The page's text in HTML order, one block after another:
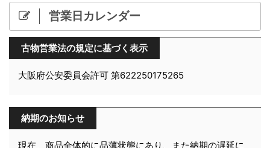
営業日カレンダー
古物営業法の規定に基づく表示
大阪府公安委員会許可 第622250175265
納期のお知らせ
現在、商品全体的に品薄状態にあり、また納期の遅延に